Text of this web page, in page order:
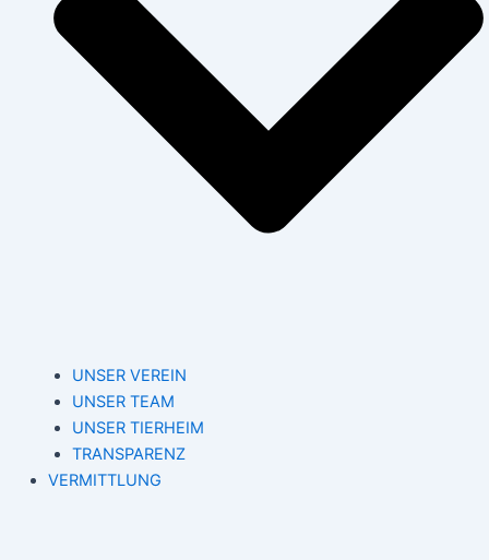
UNSER VEREIN
UNSER TEAM
UNSER TIERHEIM
TRANSPARENZ
VERMITTLUNG